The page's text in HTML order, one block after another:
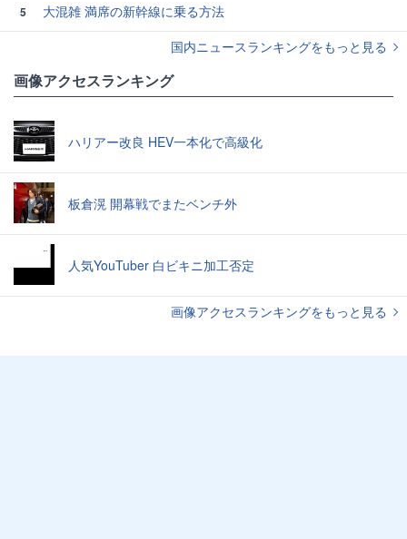
5
大混雑 満席の新幹線に乗る方法
国内ニュースランキングをもっと見る
画像アクセスランキング
ハリアー改良 HEV一本化で高級化
板倉滉 開幕戦でまたベンチ外
人気YouTuber 白ビキニ加工否定
画像アクセスランキングをもっと見る